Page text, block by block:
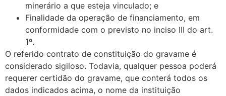
minerário a que esteja vinculado; e
Finalidade da operação de financiamento, em
conformidade com o previsto no inciso III do art.
1º.
O referido contrato de constituição do gravame é
considerado sigiloso. Todavia, qualquer pessoa poderá
requerer certidão do gravame, que conterá todos os
dados indicados acima, o nome da instituição